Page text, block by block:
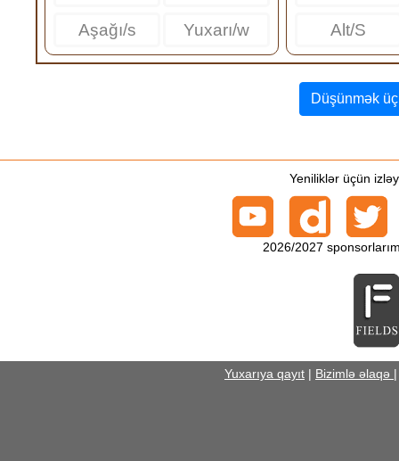
Aşağı/s Yuxarı/w Alt/S
Düşünmək
Yeniliklər üçün
2026/2027
Yuxarıya qayıt | Bizimlə əlaqə